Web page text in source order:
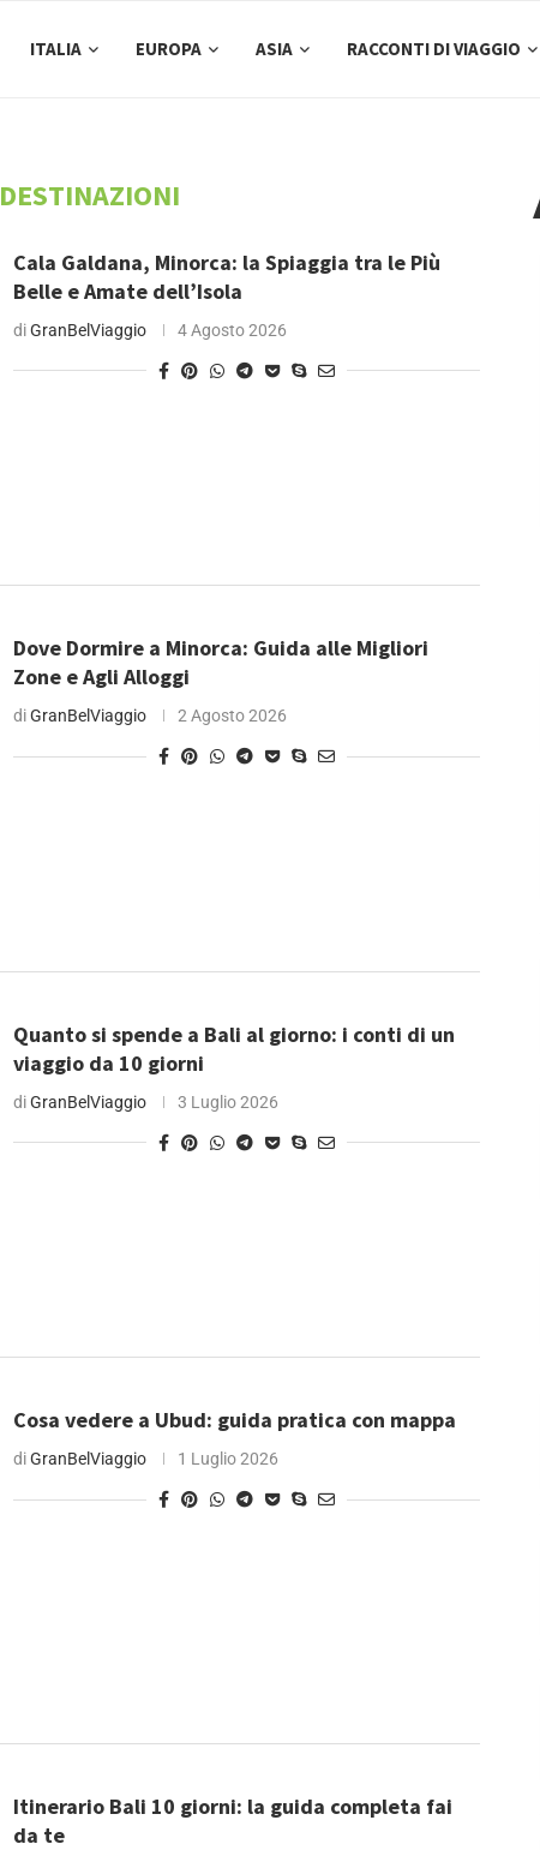
ITALIA EUROPA ASIA RACCONTI DI VIAGGIO
DESTINAZIONI
Cala Galdana, Minorca: la Spiaggia tra le Più
Belle e Amate dell’Isola
diGranBelViaggio 4 Agosto 2026
Dove Dormire a Minorca: Guida alle Migliori
Zone e Agli Alloggi
diGranBelViaggio 2 Agosto 2026
Quanto si spende a Bali al giorno: i conti di un
viaggio da 10 giorni
diGranBelViaggio 3 Luglio 2026
Cosa vedere a Ubud: guida pratica con mappa
diGranBelViaggio 1 Luglio 2026
Itinerario Bali 10 giorni: la guida completa fai
da te